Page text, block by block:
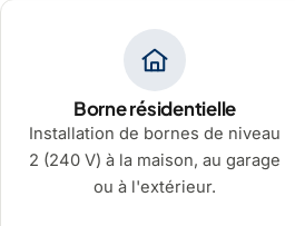
Borne résidentielle
Installation de bornes de niveau
2 (240 V) à la maison, au garage
ou à l'extérieur.